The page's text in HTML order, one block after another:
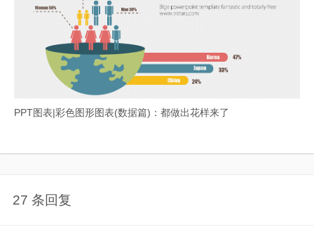
PPT图表|彩色图形图表(数据篇)：都做出花样来了
27 条回复